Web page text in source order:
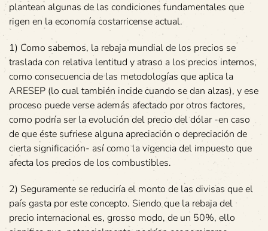
plantean algunas de las condiciones fundamentales que
rigen en la economía costarricense actual.
1) Como sabemos, la rebaja mundial de los precios se
traslada con relativa lentitud y atraso a los precios internos,
como consecuencia de las metodologías que aplica la
ARESEP (lo cual también incide cuando se dan alzas), y ese
proceso puede verse además afectado por otros factores,
como podría ser la evolución del precio del dólar -en caso
de que éste sufriese alguna apreciación o depreciación de
cierta significación- así como la vigencia del impuesto que
afecta los precios de los combustibles.
2) Seguramente se reduciría el monto de las divisas que el
país gasta por este concepto. Siendo que la rebaja del
precio internacional es, grosso modo, de un 50%, ello